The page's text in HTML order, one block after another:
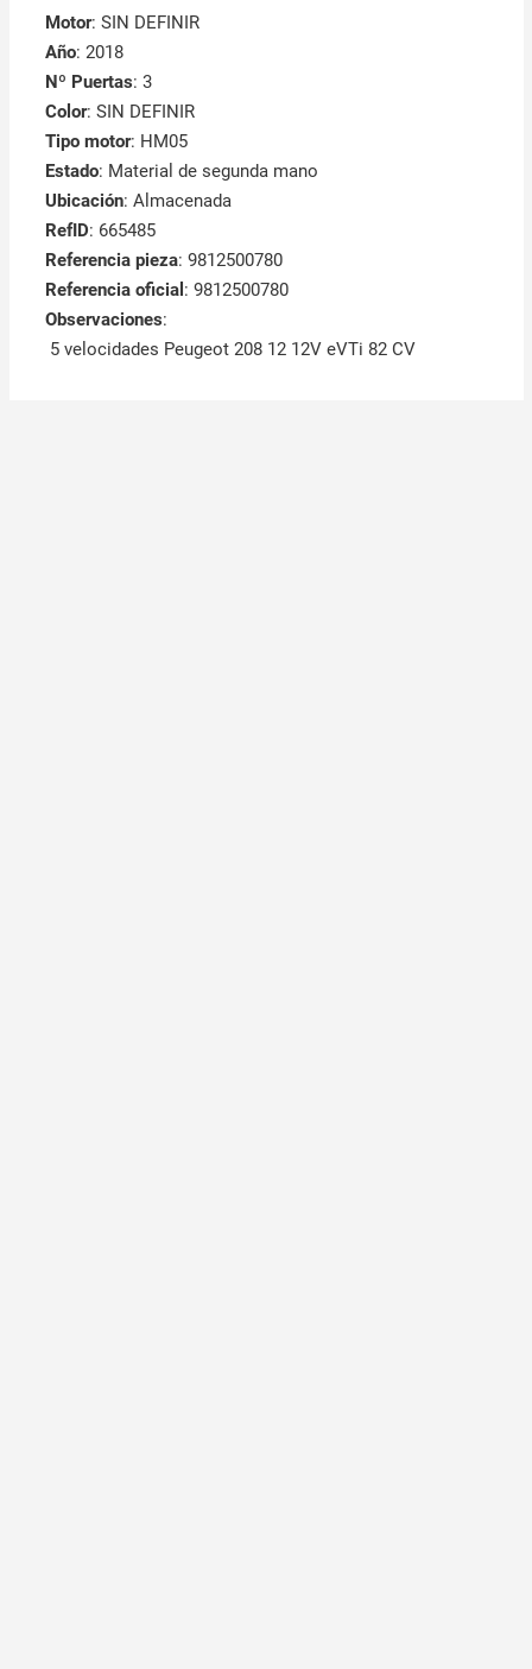
Motor: SIN DEFINIR
Año: 2018
Nº Puertas: 3
Color: SIN DEFINIR
Tipo motor: HM05
Estado: Material de segunda mano
Ubicación: Almacenada
RefID: 665485
Referencia pieza: 9812500780
Referencia oficial : 9812500780
Observaciones:
5 velocidades Peugeot 208 12 12V eVTi 82 CV